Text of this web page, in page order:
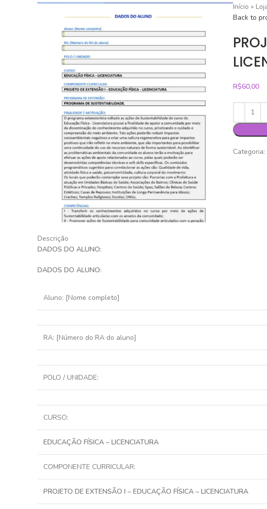
Início »
Back to
R$60,00
Categoria:
Descrição
DADOS DO ALUNO:
DADOS DO ALUNO:
Aluno: [Nome completo]
RA: [Número do RA do aluno]
POLO / UNIDADE:
CURSO:
EDUCAÇÃO FÍSICA – LICENCIATURA
COMPONENTE CURRICULAR:
PROJETO DE EXTENSÃO I – EDUCAÇÃO FÍSICA – LICENCIATURA